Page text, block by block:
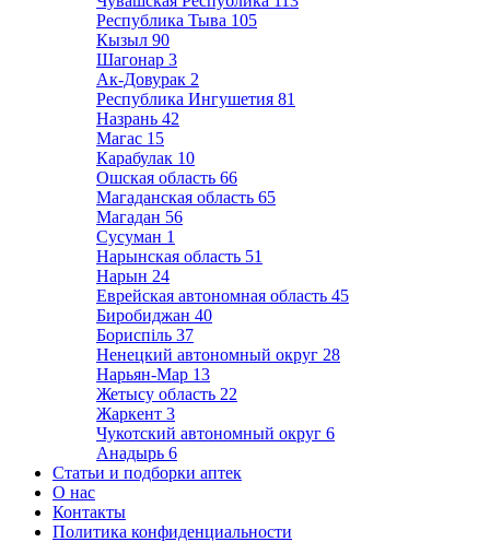
Республика Тыва 105
Кызыл 90
Шагонар 3
Ак-Довурак 2
Республика Ингушетия 81
Назрань 42
Магас 15
Карабулак 10
Ошская область 66
Магаданская область 65
Магадан 56
Сусуман 1
Нарынская область 51
Нарын 24
Еврейская автономная область 45
Биробиджан 40
Бориспіль 37
Ненецкий автономный округ 28
Нарьян-Мар 13
Жетысу область 22
Жаркент 3
Чукотский автономный округ 6
Анадырь 6
Статьи и подборки аптек
О нас
Контакты
Политика конфиденциальности